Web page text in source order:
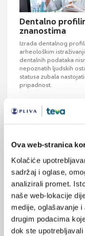
Ova web-stranica
Kolačiće
sadržaj i oglase,
analizirali promet.
naše web-lokacije
medije, oglašavanje
drugim podacima
dok ste
Dentalno
znanostima
Izrada dentalnog
arheološkim
dentalnih podataka
nepoznatih ljudskih
statusa zubala
pripadnost.
Genetsko
lubanje
Genetsko ispitivanje
pripadala Janu
renesansnom